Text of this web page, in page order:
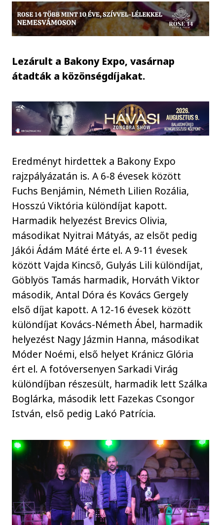
Lezárult a Bakony Expo, vasárnap
átadták a közönségdíjakat.
Eredményt hirdettek a Bakony Expo
rajzpályázatán is. A 6-8 évesek között
Fuchs Benjámin, Németh Lilien Rozália,
Hosszú Viktória különdíjat kapott.
Harmadik helyezést Brevics Olivia,
másodikat Nyitrai Mátyás, az elsőt pedig
Jákói Ádám Máté érte el. A 9-11 évesek
között Vajda Kincső, Gulyás Lili különdíjat,
Göblyös Tamás harmadik, Horváth Viktor
második, Antal Dóra és Kovács Gergely
első díjat kapott. A 12-16 évesek között
különdíjat Kovács-Németh Ábel, harmadik
helyezést Nagy Jázmin Hanna, másodikat
Móder Noémi, első helyet Kránicz Glória
ért el. A fotóversenyen Sarkadi Virág
különdíjban részesült, harmadik lett Szálka
Boglárka, második lett Fazekas Csongor
István, első pedig Lakó Patrícia.